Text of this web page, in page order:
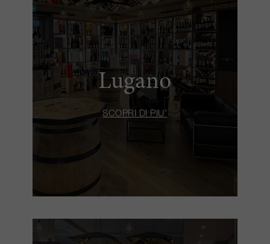
Lugano
SCOPRI DI PIU'